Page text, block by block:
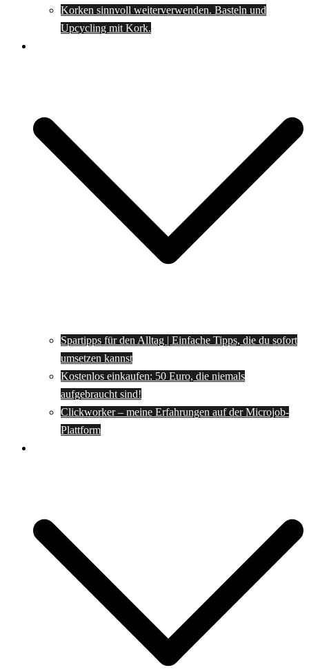
Korken sinnvoll weiterverwenden. Basteln und
Upcycling mit Kork.
Spartipps für den Alltag | Einfache Tipps, die du sofort
umsetzen kannst
Kostenlos einkaufen: 50 Euro, die niemals
aufgebraucht sind!
Clickworker – meine Erfahrungen auf der Microjob-
Plattform